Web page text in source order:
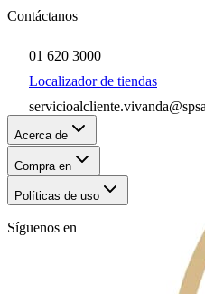
Contáctanos
01 620 3000
Localizador de tiendas
Acerca de
Compra en
Políticas de uso
Síguenos en